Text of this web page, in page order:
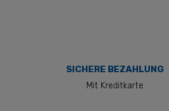
SICHERE BEZAHLUNG
Mit Kreditkarte